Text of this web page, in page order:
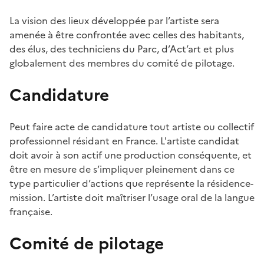
La vision des lieux développée par l’artiste sera
amenée à être confrontée avec celles des habitants,
des élus, des techniciens du Parc, d’Act’art et plus
globalement des membres du comité de pilotage.
Candidature
Peut faire acte de candidature tout artiste ou collectif
professionnel résidant en France. L'artiste candidat
doit avoir à son actif une production conséquente, et
être en mesure de s’impliquer pleinement dans ce
type particulier d’actions que représente la résidence-
mission. L’artiste doit maîtriser l’usage oral de la langue
française.
Comité de pilotage